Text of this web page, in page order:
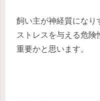
飼い主が神経質になり
ストレスを与える危
重要かと思います。